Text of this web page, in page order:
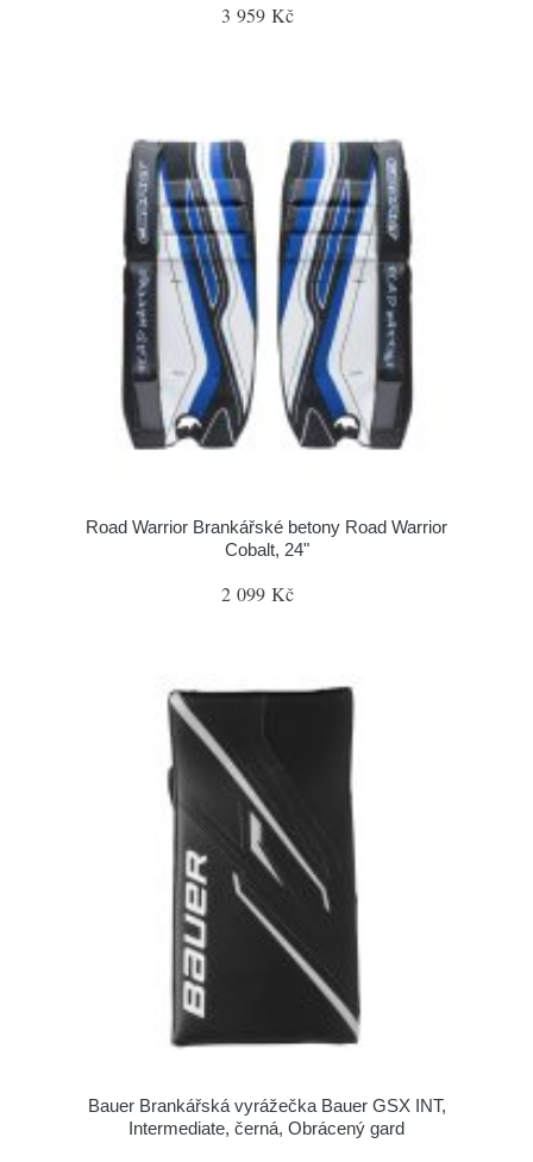
3 959 Kč
Road Warrior Brankářské betony Road Warrior
Cobalt, 24"
2 099 Kč
Bauer Brankářská vyrážečka Bauer GSX INT,
Intermediate, černá, Obrácený gard